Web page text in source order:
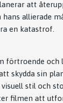
att
hans allierade
en katastrof.
förtroende och
skydda sin
stil och
filmen att